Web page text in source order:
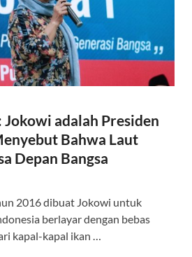
adalah Presiden
Bahwa Laut
Depan Bangsa
2016 dibuat Jokowi untuk
berlayar dengan bebas
kapal-kapal ikan …